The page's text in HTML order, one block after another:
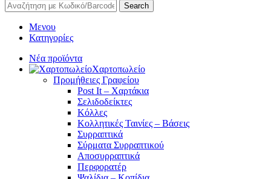
Search
Μενου
Κατηγορίες
Νέα προϊόντα
Χαρτοπωλείο
Προμήθειες Γραφείου
Post It – Χαρτάκια
Σελιδοδείκτες
Κόλλες
Κολλητικές Ταινίες – Βάσεις
Συρραπτικά
Σύρματα Συρραπτικού
Αποσυρραπτικά
Περφορατέρ